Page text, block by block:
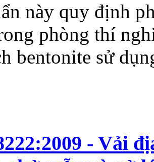
này quy định
phòng thí
bentonite sử
- Vải